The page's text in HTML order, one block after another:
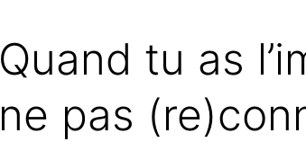
Quand tu as
ne pas